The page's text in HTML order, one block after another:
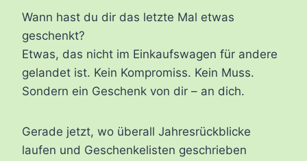
Wann hast du dir das letzte Mal etwas
geschenkt?
Etwas, das nicht im Einkaufswagen für andere
gelandet ist. Kein Kompromiss. Kein Muss.
Sondern ein Geschenk von dir – an dich.
Gerade jetzt, wo überall Jahresrückblicke
laufen und Geschenkelisten geschrieben